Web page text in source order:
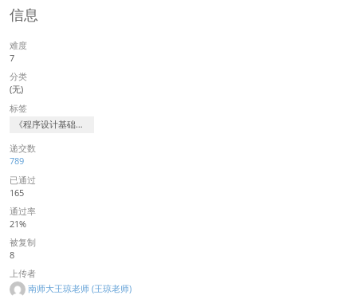
信息
难度
7
分类
(无)
标签
《程序设计基础》课程赛事
递交数
789
已通过
165
通过率
21%
被复制
8
上传者
南师大王琼老师 (王琼老师)